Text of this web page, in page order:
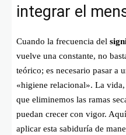
integrar el
Cuando la frecuencia del
vuelve una constante, no
teórico; es necesario pasar a
«higiene relacional». La
que eliminemos las ramas
puedan crecer con vigor.
aplicar esta sabiduría de